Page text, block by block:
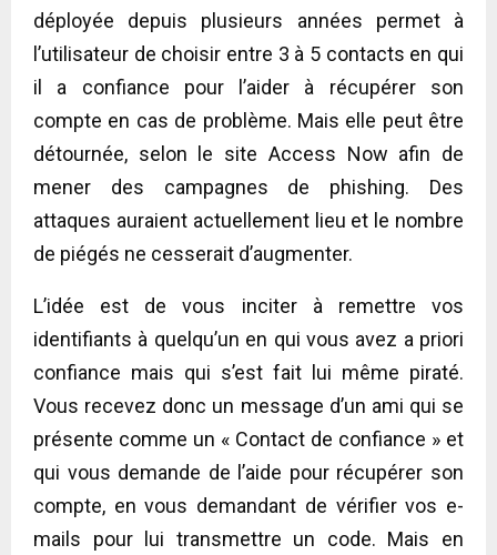
déployée depuis plusieurs années permet à
l’utilisateur de choisir entre 3 à 5 contacts en qui
il a confiance pour l’aider à récupérer son
compte en cas de problème. Mais elle peut être
détournée, selon le site Access Now afin de
mener des campagnes de phishing. Des
attaques auraient actuellement lieu et le nombre
de piégés ne cesserait d’augmenter.
L’idée est de vous inciter à remettre vos
identifiants à quelqu’un en qui vous avez a priori
confiance mais qui s’est fait lui même piraté.
Vous recevez donc un message d’un ami qui se
présente comme un « Contact de confiance » et
qui vous demande de l’aide pour récupérer son
compte, en vous demandant de vérifier vos e-
mails pour lui transmettre un code. Mais en